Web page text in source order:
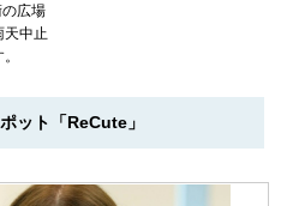
広場
中止
ット「ReCute」